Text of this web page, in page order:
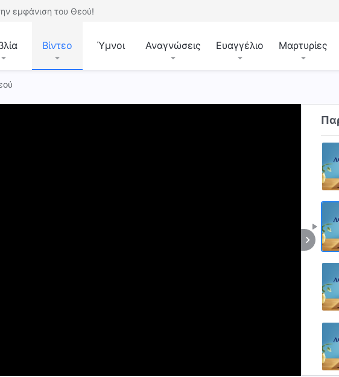
εμφάνιση του Θεού!
Βίντεο Ύμνοι Αναγνώσεις Ευαγγέλιο Μαρτυρίες